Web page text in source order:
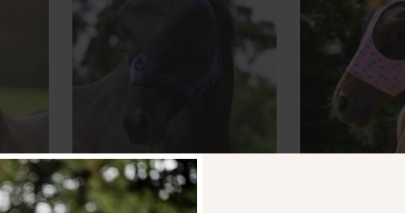
BUCAS
Fliegenhaube Buzz-Off
Pro Marineblau/Schwarz